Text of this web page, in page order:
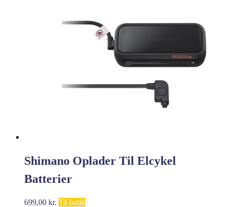
Shimano Oplader Til Elcykel
Batterier
699,00 kr. Til butik